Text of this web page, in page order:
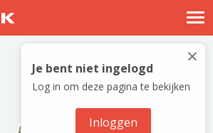
Nostalgische verhalen
Log in
Meld je gratis aan
×
Je bent niet ingelogd
Log in om deze pagina te bekijken
Inloggen